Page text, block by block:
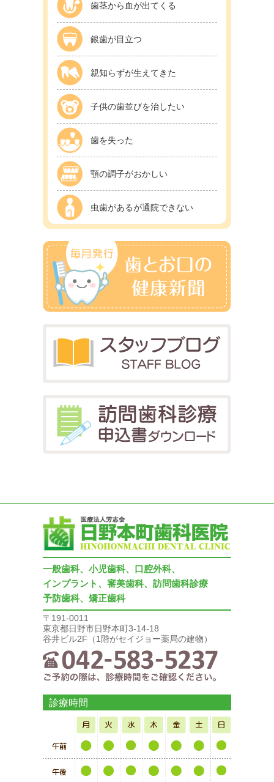
歯茎から血が出てくる
銀歯が目立つ
親知らずが生えてきた
子供の歯並びを治したい
歯を失った
顎の調子がおかしい
虫歯があるが通院できない
一般歯科、小児歯科、口腔外科、
インプラント、審美歯科、訪問歯科診療
予防歯科、矯正歯科
〒191-0011
東京都日野市日野本町3-14-18
谷井ビル2F（1階がセイジョー薬局の建物）
診療時間